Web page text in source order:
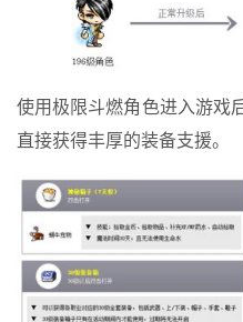
使用极限斗燃角色进入游戏
直接获得丰厚的装备支援。